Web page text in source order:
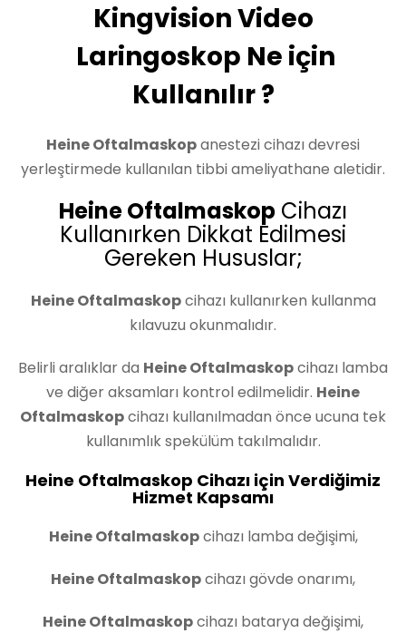
Kingvision Video
Laringoskop Ne için
Kullanılır ?
Heine Oftalmaskopanestezi cihazı devresi
yerleştirmede kullanılan tibbi ameliyathane aletidir.
Heine Oftalmaskop Cihazı
Kullanırken Dikkat Edilmesi
Gereken Hususlar;
Heine Oftalmaskopcihazı kullanırken kullanma
kılavuzu okunmalıdır.
Belirli aralıklar da Heine Oftalmaskopcihazı lamba
ve diğer aksamları kontrol edilmelidir. Heine
Oftalmaskopcihazı kullanılmadan önce ucuna tek
kullanımlık spekülüm takılmalıdır.
Heine Oftalmaskop Cihazı için Verdiğimiz
Hizmet Kapsamı
Heine Oftalmaskopcihazı lamba değişimi,
Heine Oftalmaskopcihazı gövde onarımı,
Heine Oftalmaskopcihazı batarya değişimi,